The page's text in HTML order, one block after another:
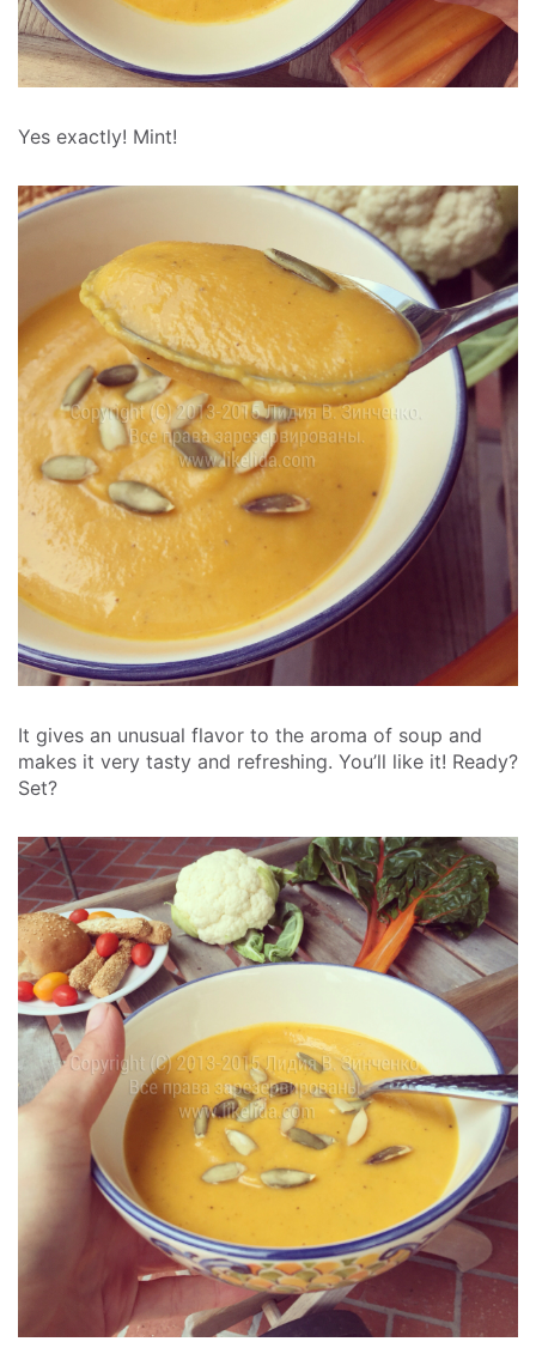
Yes exactly! Mint!
It gives an unusual flavor to the aroma of soup and
makes it very tasty and refreshing. You’ll like it! Ready?
Set?